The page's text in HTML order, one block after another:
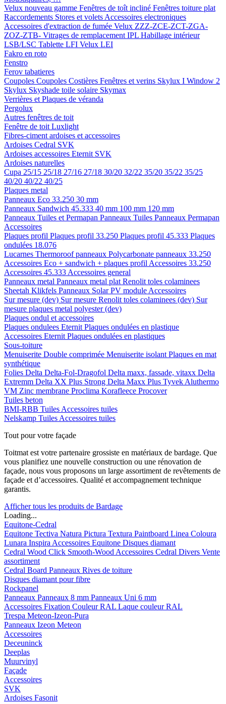
Velux nouveau gamme Fenêtres de toît incliné Fenêtres toiture plat
Raccordements Stores et volets Accessoires electroniques
Accessoires d'extraction de fumée Velux ZZZ-ZCE-ZCT-ZGA-
ZOZ-ZTB- Vitrages de remplacement IPL Habillage intérieur
LSB/LSC Tablette LFI Velux LEI
Fakro en roto
Fenstro
Ferov tabatieres
Coupoles Coupoles Costières Fenêtres et verins Skylux I Window 2
Skylux Skyshade toile solaire Skymax
Verrières et Plaques de véranda
Pergolux
Autres fenêtres de toit
Fenêtre de toit Luxlight
Fibres-ciment ardoises et accessoires
Ardoises Cedral SVK
Ardoises accessoires Eternit SVK
Ardoises naturelles
Cupa 25/15 25/18 27/16 27/18 30/20 32/22 35/20 35/22 35/25
40/20 40/22 40/25
Plaques metal
Panneaux Eco 33.250 30 mm
Panneaux Sandwich 45.333 40 mm 100 mm 120 mm
Panneaux Tuiles et Permapan Panneaux Tuiles Panneaux Permapan
Accessoires
Plaques profil Plaques profil 33.250 Plaques profil 45.333 Plaques
ondulées 18.076
Lucarnes Thermoroof panneaux Polycarbonate panneaux 33.250
Accessoires Eco + sandwich + plaques profil Accessoires 33.250
Accessoires 45.333 Accessoires general
Panneaux metal Panneaux metal plat Renolit toles colaminees
Sheetah Klikfels Panneaux Solar PV module Accessoires
Sur mesure (dev) Sur mesure Renolit toles colaminees (dev) Sur
mesure plaques metal polyester (dev)
Plaques ondul et accessoires
Plaques ondulees Eternit Plaques ondulées en plastique
Accessoires Eternit Plaques ondulées en plastiques
Sous-toiture
Menuiserite Double comprimée Menuiserite isolant Plaques en mat
synthétique
Folies Delta Delta-Fol-Dragofol Delta maxx, fassade, vitaxx Delta
Extremm Delta XX Plus Strong Delta Maxx Plus Tyvek Aluthermo
VM Zinc membrane Proclima Korafleece Procover
Tuiles beton
BMI-RBB Tuiles Accessoires tuiles
Nelskamp Tuiles Accessoires tuiles
Tout pour votre façade
Toitmat est votre partenaire grossiste en matériaux de bardage. Que
vous planifiez une nouvelle construction ou une rénovation de
façade, nous vous proposons un large assortiment de revêtements de
façade et d’accessoires. Qualité et accompagnement technique
garantis.
Afficher tous les produits de Bardage
Loading...
Equitone-Cedral
Equitone Tectiva Natura Pictura Textura Paintboard Linea Coloura
Lunara Inspira Accessoires Equitone Disques diamant
Cedral Wood Click Smooth-Wood Accessoires Cedral Divers Vente
assortiment
Cedral Board Panneaux Rives de toiture
Disques diamant pour fibre
Rockpanel
Panneaux Panneaux 8 mm Panneaux Uni 6 mm
Accessoires Fixation Couleur RAL Laque couleur RAL
Trespa Meteon-Izeon-Pura
Panneaux Izeon Meteon
Accessoires
Deceuninck
Deeplas
Muurvinyl
Façade
Accessoires
SVK
Ardoises Fasonit